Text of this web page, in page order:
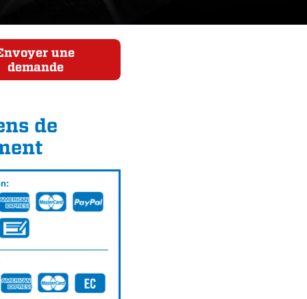
une
demande
de